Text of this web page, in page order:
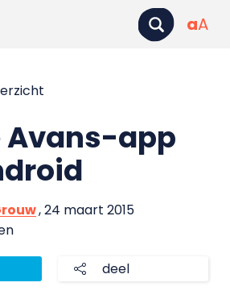
aA
Avans-app
, 24 maart 2015
deel